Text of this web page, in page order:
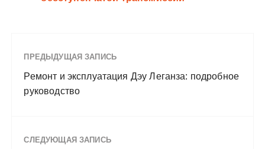
ПРЕДЫДУЩАЯ ЗАПИСЬ
Ремонт и эксплуатация Дэу Леганза: подробное
руководство
СЛЕДУЮЩАЯ ЗАПИСЬ